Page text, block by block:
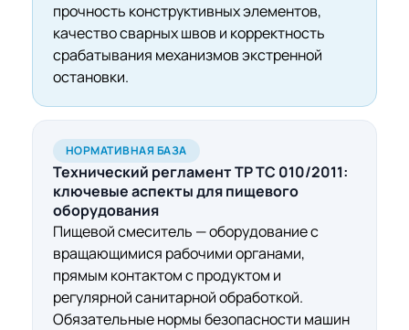
прочность конструктивных элементов,
качество сварных швов и корректность
срабатывания механизмов экстренной
остановки.
НОРМАТИВНАЯ БАЗА
Технический регламент ТР ТС 010/2011:
ключевые аспектыдля пищевого
оборудования
Пищевой смеситель — оборудование с
вращающимися рабочими органами,
прямым контактом с продуктом и
регулярной санитарной обработкой.
Обязательные нормы безопасности машин